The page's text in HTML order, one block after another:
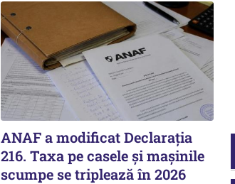
ANAF a modificat Declarația
216. Taxa pe casele și mașinile
scumpe se triplează în 2026